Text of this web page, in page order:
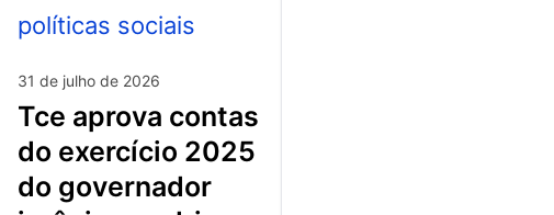
31 de julho de 2026
tce aprova contas
do exercício 2025
do governador